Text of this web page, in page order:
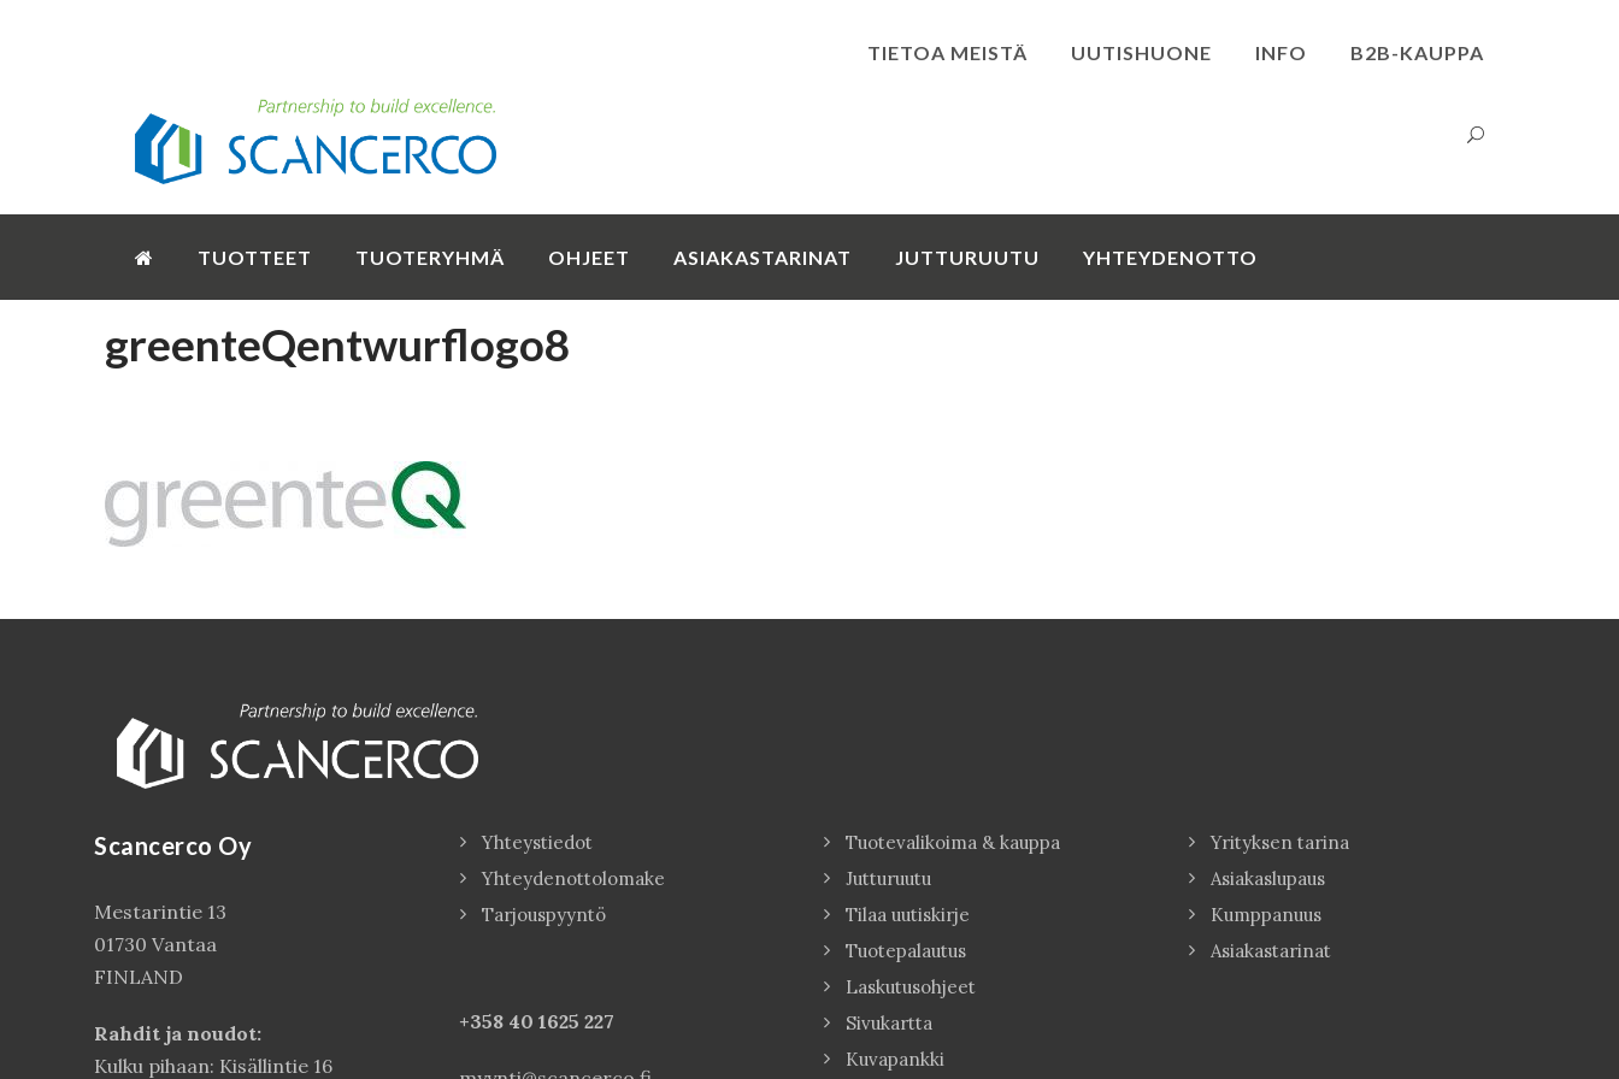
TIETOA MEISTÄ UUTISHUONE INFO B2B-KAUPPA
TUOTTEET TUOTERYHMÄ OHJEET ASIAKASTARINAT JUTTURUUTU YHTEYDENOTTO
greenteQentwurflogo8
Scancerco Oy
Mestarintie 13
01730 Vantaa
FINLAND
Rahdit ja noudot:
Kulku pihaan: Kisällintie 16
Yhteystiedot
Yhteydenottolomake
Tarjouspyyntö
+358 40 1625 227
Tuotevalikoima & kauppa
Jutturuutu
Tilaa uutiskirje
Tuotepalautus
Laskutusohjeet
Sivukartta
Kuvapankki
Yrityksen tarina
Asiakaslupaus
Kumppanuus
Asiakastarinat